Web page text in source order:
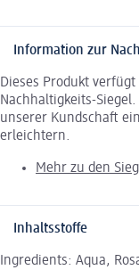
Information zur
Dieses Produkt
Nachhaltigkeits-
unserer Kundschaft
erleichtern.
Mehr zu den
Inhaltsstoffe
Ingredients: Aqua,